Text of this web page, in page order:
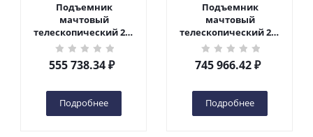
Подъемник
мачтовый
телескопический 200
кг 6 м TOR GTWY6-200S
DC 2-мачтовый
(автономный) (G) в
555 738.34₽
Подробнее
Подъемник
мачтовый
телескопический 200
кг 10 м TOR GTWY10-
200S DC 2-мачтовый
(автономный) (N) в
745 966.42₽
Подробнее